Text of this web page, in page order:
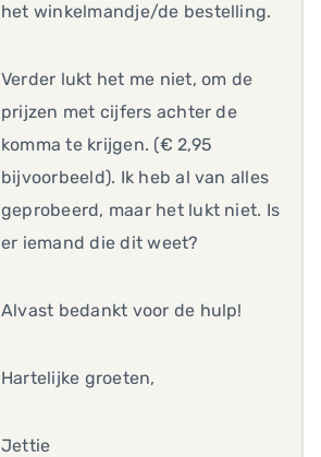
het winkelmandje/de bestelling.
Verder lukt het me niet, om de
prijzen met cijfers achter de
komma te krijgen. (€ 2,95
bijvoorbeeld). Ik heb al van alles
geprobeerd, maar het lukt niet. Is
er iemand die dit weet?
Alvast bedankt voor de hulp!
Hartelijke groeten,
Jettie